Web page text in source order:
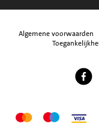
Algemene voorwaarden
Volg
MastercardMaestroVisa